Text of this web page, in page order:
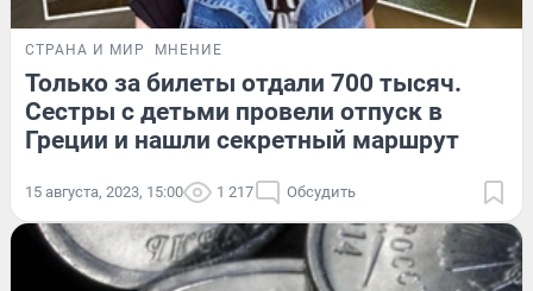
СТРАНА И МИР МНЕНИЕ
Только за билеты отдали 700 тысяч.
Сестры с детьми провели отпуск в
Греции и нашли секретный маршрут
15 августа, 2023, 15:00 1 217 Обсудить